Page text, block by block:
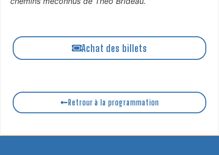
Achat des billets
Retrour à la programmation